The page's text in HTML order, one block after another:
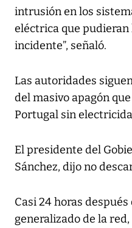
intrusión en los
eléctrica que pudieran
incidente”, señaló.
Las autoridades
del masivo apagón
Portugal sin
El presidente del
Sánchez, dijo no
Casi 24 horas
generalizado de la red,